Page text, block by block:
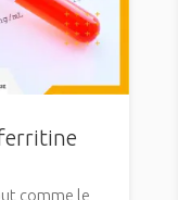
comme le